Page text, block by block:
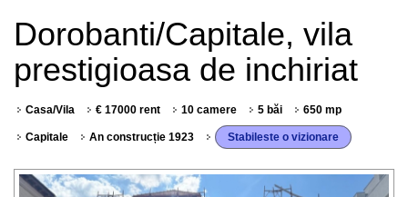
INCHIRIEZ TIP PROPRIETATE
CAMERE ID
Dorobanti/Capitale, vila
prestigioasa de inchiriat
Casa/Vila € 17000 rent 10 camere 5 băi 650 mp
Capitale An construcție 1923 Stabileste o vizionare